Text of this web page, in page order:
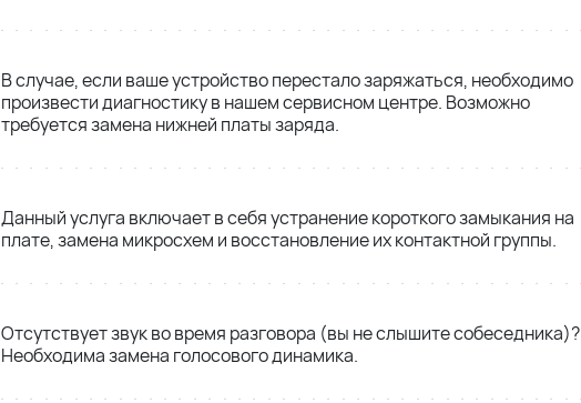
В случае, если ваше устройство перестало заряжаться, необходимо
произвести диагностику в нашем сервисном центре. Возможно
требуется замена нижней платы заряда.
Данный услуга включает в себя устранение короткого замыкания на
плате, замена микросхем и восстановление их контактной группы.
Отсутствует звук во время разговора (вы не слышите собеседника)?
Необходима замена голосового динамика.